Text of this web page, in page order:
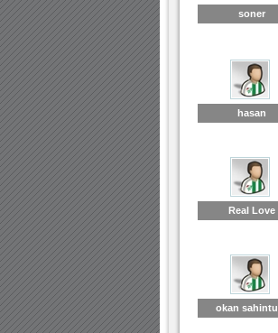
soner
hasan
Real Love
okan